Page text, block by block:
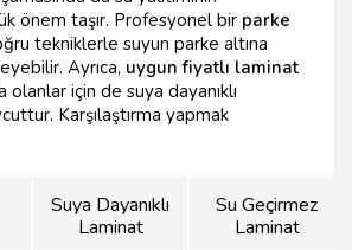
önem taşır. Profesyonel bir parke
tekniklerle suyun parke altına
Ayrıca, uygun fiyatlı laminat
olanlar için de suya dayanıklı
Karşılaştırma yapmak
Suya Dayanıklı
Laminat
Su Geçirmez
Laminat